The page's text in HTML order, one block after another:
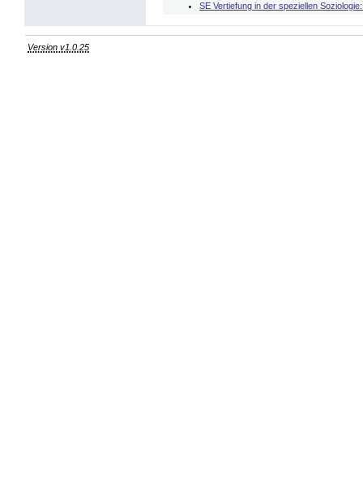
SE Vertiefung in der speziellen
Version v1.0.25